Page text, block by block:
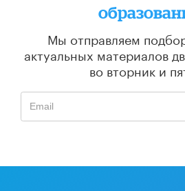
Мы отправляем
актуальных материалов
во вторник и